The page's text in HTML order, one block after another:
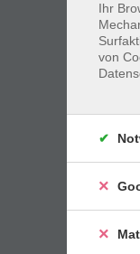
Ihr
von